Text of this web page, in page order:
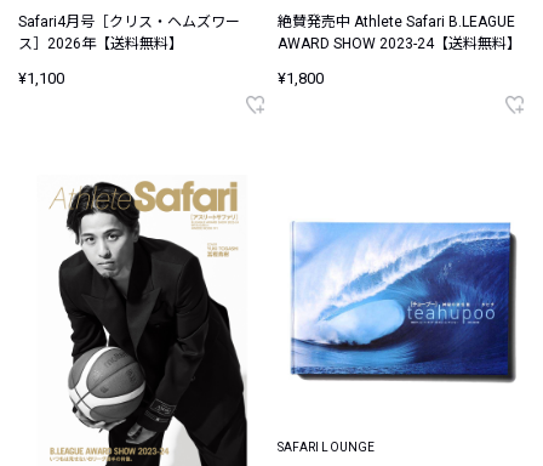
Safari4月号［クリス・ヘムズワー
ス］2026年【送料無料】
¥1,100
絶賛発売中 Athlete Safari B.LEAGUE
AWARD SHOW 2023-24【送料無料】
¥1,800
SAFARI LOUNGE